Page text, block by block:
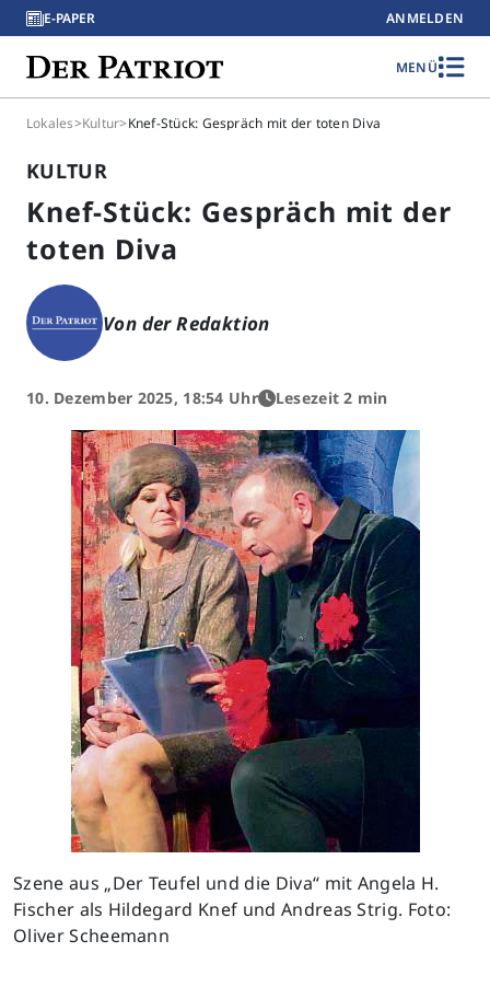
E-PAPER ANMELDEN
MENÜ
Lokales>Kultur>Knef-Stück: Gespräch mit der toten Diva
KULTUR
Knef-Stück: Gespräch mit der
toten Diva
Von der Redaktion
10. Dezember 2025, 18:54 Uhr Lesezeit 2 min
Szene aus „Der Teufel und die Diva“ mit Angela H.
Fischer als Hildegard Knef und Andreas Strig. Foto:
Oliver Scheemann